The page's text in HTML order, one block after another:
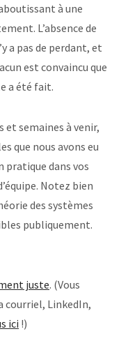
à une
L’absence de
a pas de perdant, et
est convaincu que
a été fait.
et semaines à venir,
que nous avons eu
pratique dans vos
Notez bien
des systèmes
publiquement.
juste. (Vous
courriel, LinkedIn,
ici !)